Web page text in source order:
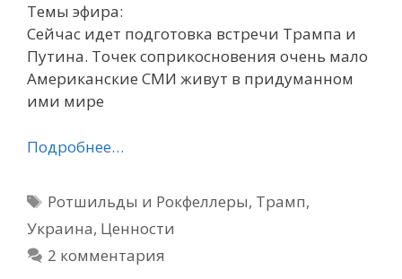
Темы эфира:
Сейчас идет подготовка встречи Трампа и
Путина. Точек соприкосновения очень мало
Американские СМИ живут в придуманном
ими мире
Подробнее…
Метки
Ротшильды и Рокфеллеры, Трамп,
Украина, Ценности
2 комментария